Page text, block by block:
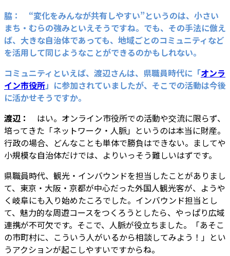
脇： “変化をみんなが共有しやすい”というのは、小さい
まち・むらの強みといえそうですね。でも、その手法に倣え
ば、大きな自治体であっても、地域ごとのコミュニティなど
を活用して同じようなことができるのかもしれない。
コミュニティといえば、渡辺さんは、県職員時代に「オンラ
イン市役所」に参加されていましたが、そこでの活動は今後
に活かせそうですか。
渡辺： はい。オンライン市役所での活動や交流に限らず、
培ってきた「ネットワーク・人脈」というのは本当に財産。
行政の場合、どんなことも単体で勝負はできない。ましてや
小規模な自治体だけでは、よりいっそう難しいはずです。
県職員時代、観光・インバウンドを担当したことがありまし
て、東京・大阪・京都が中心だった外国人観光客が、ようや
く岐阜にも入り始めたころでした。インバウンド担当とし
て、魅力的な周遊コースをつくろうとしたら、やっぱり広域
連携が不可欠です。そこで、人脈が役立ちました。「あそこ
の市町村に、こういう人がいるから相談してみよう！」とい
うアクションが起こしやすいですからね。